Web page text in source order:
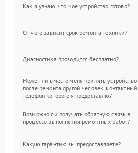
Как я узнаю, что мое устройство готово?
От чего зависит срок ремонта техники?
Диагностика проводится бесплатно?
Может ли вместо меня принять устройство
после ремонта другой человек, контактный
телефон которого я предоставлю?
Возможно ли получать обратную связь в
процессе выполнения ремонтных работ?
Какую гарантию вы предоставляете?